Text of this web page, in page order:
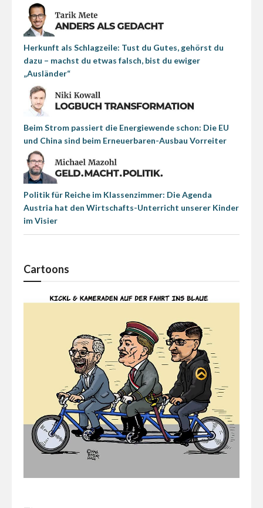
Herkunft als Schlagzeile: Tust du Gutes, gehörst du
dazu – machst du etwas falsch, bist du ewiger
„Ausländer“
Beim Strom passiert die Energiewende schon: Die EU
und China sind beim Erneuerbaren-Ausbau Vorreiter
Politik für Reiche im Klassenzimmer: Die Agenda
Austria hat den Wirtschafts-Unterricht unserer Kinder
im Visier
Cartoons